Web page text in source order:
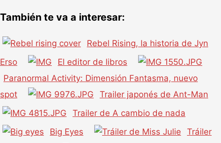
También te va a interesar:
Rebel Rising, la historia de Jyn
Erso
El editor de libros
Paranormal Activity: Dimensión Fantasma, nuevo
spot
Trailer japonés de Ant-Man
Trailer de A cambio de nada
Big Eyes
Tráiler